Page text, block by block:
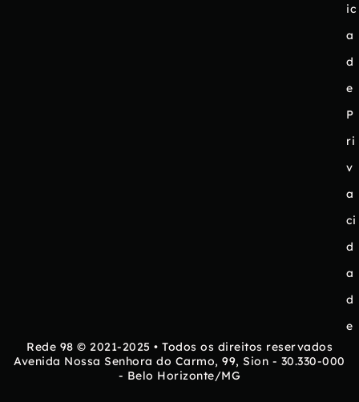
ic
a
d
e
P
ri
v
a
ci
d
a
d
e
Rede 98 © 2021-2025 • Todos os direitos reservados
Avenida Nossa Senhora do Carmo, 99, Sion - 30.330-000
- Belo Horizonte/MG